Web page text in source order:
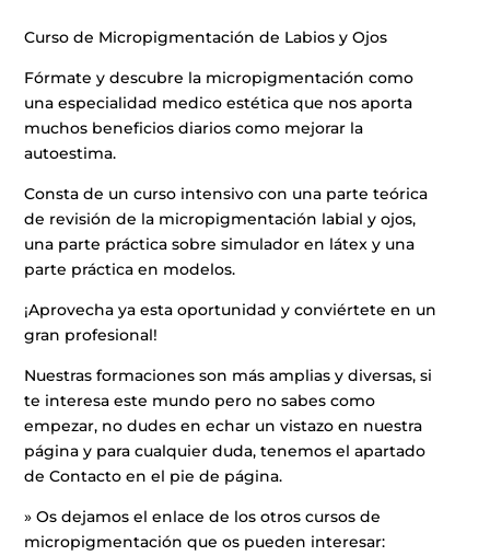
Curso de Micropigmentación de Labios y Ojos
Fórmate y descubre la micropigmentación como
una especialidad medico estética que nos aporta
muchos beneficios diarios como mejorar la
autoestima.
Consta de un curso intensivo con una parte teórica
de revisión de la micropigmentación labial y ojos,
una parte práctica sobre simulador en látex y una
parte práctica en modelos.
¡Aprovecha ya esta oportunidad y conviértete en un
gran profesional!
Nuestras formaciones son más amplias y diversas, si
te interesa este mundo pero no sabes como
empezar, no dudes en echar un vistazo en nuestra
página y para cualquier duda, tenemos el apartado
de Contacto en el pie de página.
» Os dejamos el enlace de los otros cursos de
micropigmentación que os pueden interesar: